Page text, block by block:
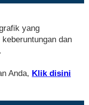
yang
dan
Anda, Klik disini